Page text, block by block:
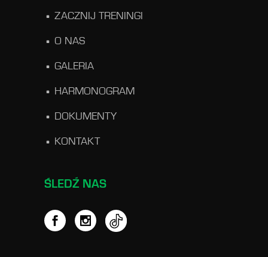
ZACZNIJ TRENINGI
O NAS
GALERIA
HARMONOGRAM
DOKUMENTY
KONTAKT
ŚLEDŹ NAS